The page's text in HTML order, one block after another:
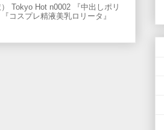
Tokyo Hot n0002 『中出しポリ
コスプレ精液美乳ロリータ』